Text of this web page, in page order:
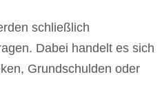
schließlich
Dabei handelt es sich
Grundschulden oder